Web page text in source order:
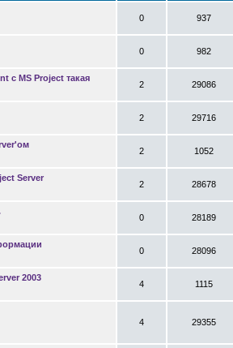
0 937
0 982
с MS Project такая
2 29086
2 29716
2 1052
Server
2 28678
0 28189
0 28096
2003
4 1115
4
29355